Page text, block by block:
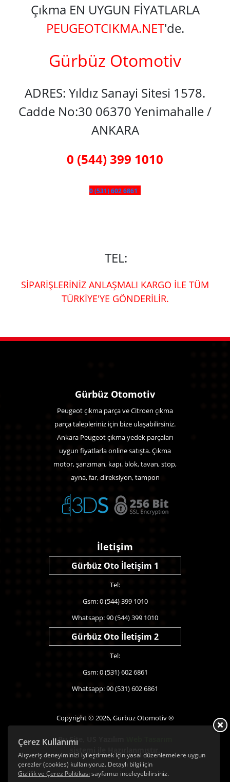
Çıkma EN UYGUN FİYATLARLA
PEUGEOTCIKMA.NET'de.
Gürbüz Otomotiv
ADRES: Yıldız Sanayi Sitesi 1578.
Cadde No:30 06370 Yenimahalle /
ANKARA
0 (544) 399 1010
0 (531) 602 6861
TEL:
SİPARİŞLERİNİZ ANLAŞMALI KARGO İLE TÜM
TÜRKİYE'YE GÖNDERİLİR.
Çerez Kullanımı
Alışveriş deneyiminizi iyileştirmek için yasal düzenlemelere uygun
çerezler (cookies) kullanıyoruz. Detaylı bilgi için
Gizlilik ve Çerez Politikası sayfamızı inceleyebilirsiniz.
Gürbüz Otomotiv
Peugeot çıkma parça ve Citroen çıkma
parça talepleriniz için bize ulaşabilirsiniz.
Ankara Peugeot çıkma yedek parçaları
uygun fiyatlarla online satışta. Çıkma
motor, şanzıman, kapı. blok, tavan, stop,
ayna, far, direksiyon, tampon
İletişim
Gürbüz Oto İletişim 1
Tel:
Gsm: 0 (544) 399 1010
Whatsapp: 90 (544) 399 1010
Gürbüz Oto İletişim 2
Tel:
Gsm: 0 (531) 602 6861
Whatsapp: 90 (531) 602 6861
Copyright © 2026, Gürbüz Otomotiv ®
Bu Site,